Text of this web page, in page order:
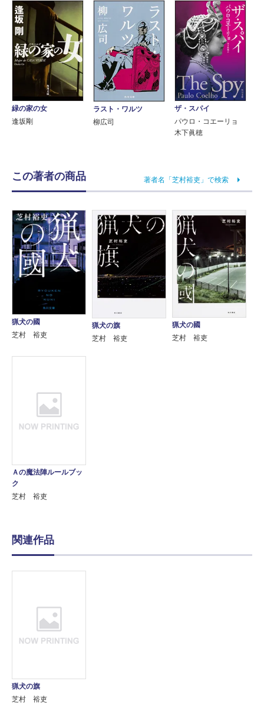
緑の家の女
逢坂剛
ラスト・ワルツ
柳広司
ザ・スパイ
パウロ・コエーリョ
木下眞穂
この著者の商品 著者名「芝村裕吏」で検索
猟犬の國
芝村 裕吏
猟犬の旗
芝村 裕吏
猟犬の國
芝村 裕吏
Ａの魔法陣ルールブッ
ク
芝村 裕吏
関連作品
猟犬の旗
芝村 裕吏